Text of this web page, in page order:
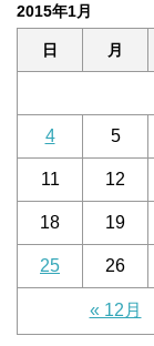
2015年1月
日 月
« 12月
4 5
11 12
18 19
25 26